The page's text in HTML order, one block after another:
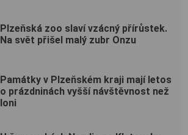
Plzeňská zoo slaví vzácný přírůstek.
Na svět přišel malý zubr Onzu
Památky v Plzeňském kraji mají letos
o prázdninách vyšší návštěvnost než
loni